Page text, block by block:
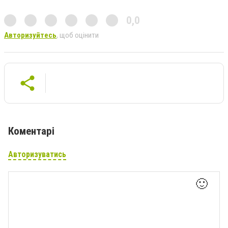
0,0
Авторизуйтесь, щоб оцінити
Коментарі
Авторизуватись
🙂